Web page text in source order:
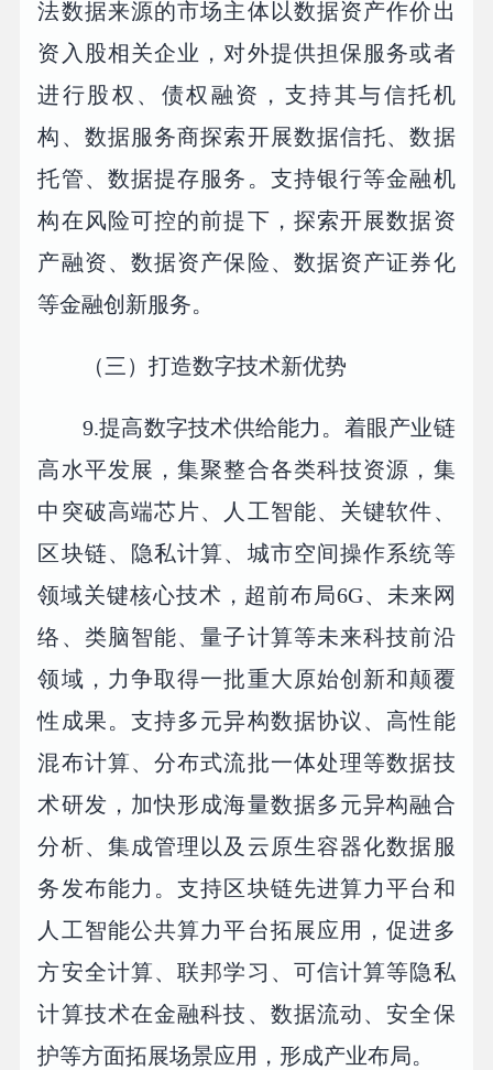
法数据来源的市场主体以数据资产作价出
资入股相关企业，对外提供担保服务或者
进行股权、债权融资，支持其与信托机
构、数据服务商探索开展数据信托、数据
托管、数据提存服务。支持银行等金融机
构在风险可控的前提下，探索开展数据资
产融资、数据资产保险、数据资产证券化
等金融创新服务。
（三）打造数字技术新优势
9.提高数字技术供给能力。着眼产业链
高水平发展，集聚整合各类科技资源，集
中突破高端芯片、人工智能、关键软件、
区块链、隐私计算、城市空间操作系统等
领域关键核心技术，超前布局6G、未来网
络、类脑智能、量子计算等未来科技前沿
领域，力争取得一批重大原始创新和颠覆
性成果。支持多元异构数据协议、高性能
混布计算、分布式流批一体处理等数据技
术研发，加快形成海量数据多元异构融合
分析、集成管理以及云原生容器化数据服
务发布能力。支持区块链先进算力平台和
人工智能公共算力平台拓展应用，促进多
方安全计算、联邦学习、可信计算等隐私
计算技术在金融科技、数据流动、安全保
护等方面拓展场景应用，形成产业布局。